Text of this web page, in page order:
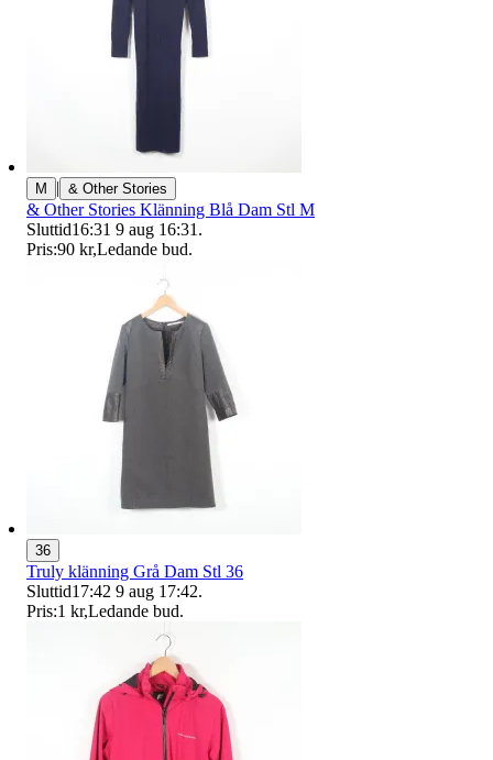
M | & Other Stories
& Other Stories Klänning Blå Dam Stl M
Sluttid16:31 9 aug 16:31 .
Pris:90 kr,Ledande bud.
36
Truly klänning Grå Dam Stl 36
Sluttid17:42 9 aug 17:42.
Pris:1 kr,Ledande bud.